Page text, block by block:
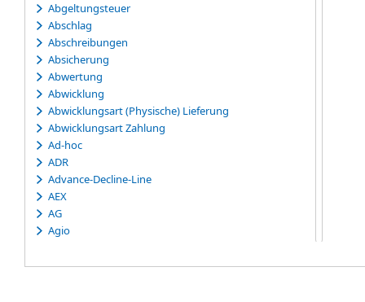
Abgeltungsteuer
Abschlag
Abschreibungen
Absicherung
Abwertung
Abwicklung
Abwicklungsart (Physische) Lieferung
Abwicklungsart Zahlung
Ad-hoc
ADR
Advance-Decline-Line
AEX
AG
Agio
AktG